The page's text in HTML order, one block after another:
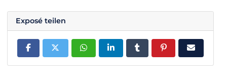
Exposé teilen